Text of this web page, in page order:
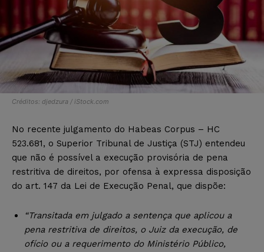
Créditos: djedzura / iStock.com
No recente julgamento do Habeas Corpus – HC
523.681, o Superior Tribunal de Justiça (STJ) entendeu
que não é possível a execução provisória de pena
restritiva de direitos, por ofensa à expressa disposição
do art. 147 da Lei de Execução Penal, que dispõe:
“Transitada em julgado a sentença que aplicou a
pena restritiva de direitos, o Juiz da execução, de
ofício ou a requerimento do Ministério Público,